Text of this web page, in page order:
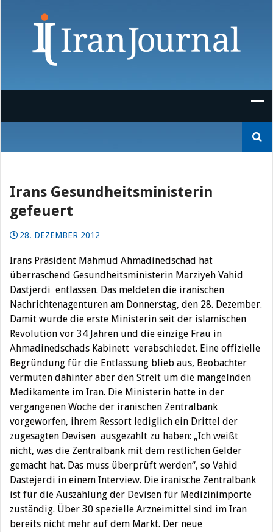
nach:
Irans Gesundheitsministerin
gefeuert
28. DEZEMBER 2012
Irans Präsident Mahmud Ahmadinedschad hat
überraschend Gesundheitsministerin Marziyeh Vahid
Dastjerdi entlassen. Das meldeten die iranischen
Nachrichtenagenturen am Donnerstag, den 28. Dezember.
Damit wurde die erste Ministerin seit der islamischen
Revolution vor 34 Jahren und die einzige Frau in
Ahmadinedschads Kabinett verabschiedet. Eine offizielle
Begründung für die Entlassung blieb aus, Beobachter
vermuten dahinter aber den Streit um die mangelnden
Medikamente im Iran. Die Ministerin hatte in der
vergangenen Woche der iranischen Zentralbank
vorgeworfen, ihrem Ressort lediglich ein Drittel der
zugesagten Devisen ausgezahlt zu haben: „Ich weißt
nicht, was die Zentralbank mit dem restlichen Gelder
gemacht hat. Das muss überprüft werden“, so Vahid
Dastejerdi in einem Interview. Die iranische Zentralbank
ist für die Auszahlung der Devisen für Medizinimporte
zuständig. Über 30 spezielle Arzneimittel sind im Iran
bereits nicht mehr auf dem Markt. Der neue